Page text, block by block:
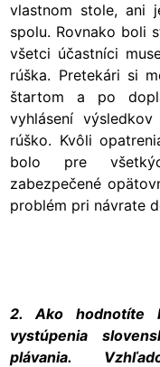
vlastnom stole, ani
spolu. Rovnako boli
všetci účastníci
rúška. Pretekári si
štartom a po
vyhlásení
rúško. Kvôli
bolo pre
zabezpečené
problém pri návrate
2. Ako hodnotíte
vystúpenia
plávania.